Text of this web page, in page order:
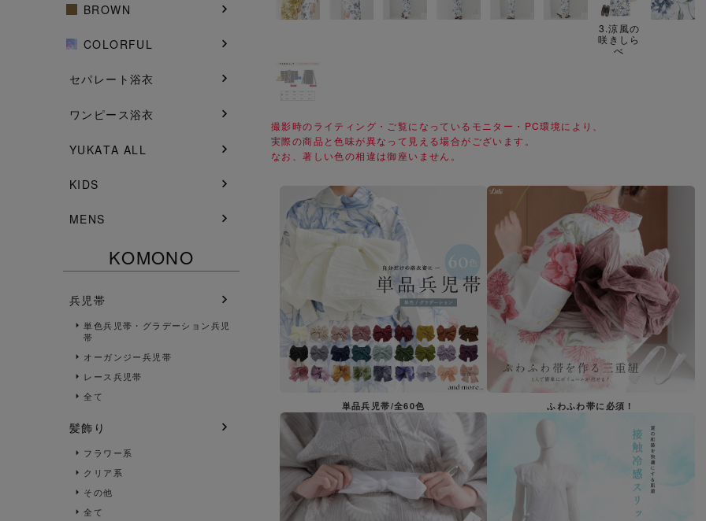
BROWN
COLORFUL
セパレート浴衣
ワンピース浴衣
YUKATA ALL
KIDS
MENS
KOMONO
兵児帯
単色兵児帯・グラデーション兵児
帯
オーガンジー兵児帯
レース兵児帯
全て
髪飾り
フラワー系
クリア系
その他
全て
3.涼風の
咲きしら
べ
撮影時のライティング・ご覧になっているモニター・PC環境により、
実際の商品と色味が異なって見える場合がございます。
なお、著しい色の相違は御座いません。
単品兵児帯/全60色 ふわふわ帯に必須！